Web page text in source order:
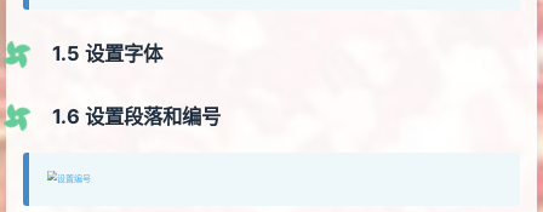
1.5 设置字体
1.6 设置段落和编号